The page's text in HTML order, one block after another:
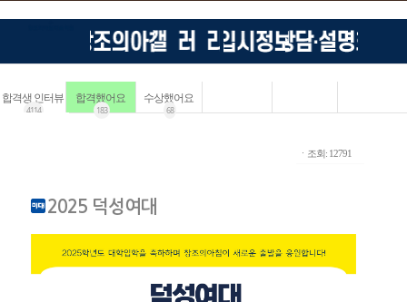
합격생 인터뷰
4114
합격했어요
183
수상했어요
68
ㆍ조회: 12791
2025 덕성여대